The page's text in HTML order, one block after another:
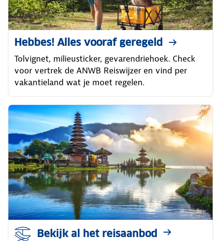
Hebbes! Alles vooraf geregeld
Tolvignet, milieusticker, gevarendriehoek. Check
voor vertrek de ANWB Reiswijzer en vind per
vakantieland wat je moet regelen.
Bekijk al het reisaanbod